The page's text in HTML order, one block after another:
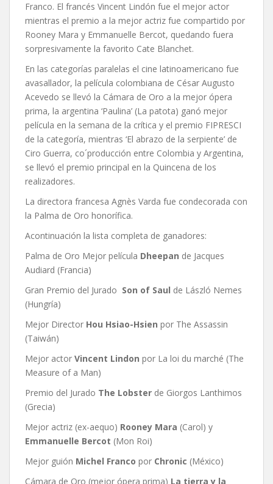
Franco. El francés Vincent Lindón fue el mejor actor
mientras el premio a la mejor actriz fue compartido por
Rooney Mara y Emmanuelle Bercot, quedando fuera
sorpresivamente la favorito Cate Blanchet.
En las categorías paralelas el cine latinoamericano fue
avasallador, la película colombiana de César Augusto
Acevedo se llevó la Cámara de Oro a la mejor ópera
prima, la argentina ‘Paulina’ (La patota) ganó mejor
película en la semana de la crítica y el premio FIPRESCI
de la categoría, mientras ‘El abrazo de la serpiente’ de
Ciro Guerra, co´producción entre Colombia y Argentina,
se llevó el premio principal en la Quincena de los
realizadores.
La directora francesa Agnès Varda fue condecorada con
la Palma de Oro honorífica.
Acontinuación la lista completa de ganadores:
Palma de Oro Mejor película Dheepan de Jacques
Audiard (Francia)
Gran Premio del Jurado Son of Saul de László Nemes
(Hungría)
Mejor Director Hou Hsiao-Hsien por The Assassin
(Taiwán)
Mejor actor Vincent Lindon por La loi du marché (The
Measure of a Man)
Premio del Jurado The Lobster de Giorgos Lanthimos
(Grecia)
Mejor actriz (ex-aequo) Rooney Mara (Carol) y
Emmanuelle Bercot (Mon Roi)
Mejor guión Michel Franco por Chronic (México)
Cámara de Oro (mejor ópera prima) La tierra y la